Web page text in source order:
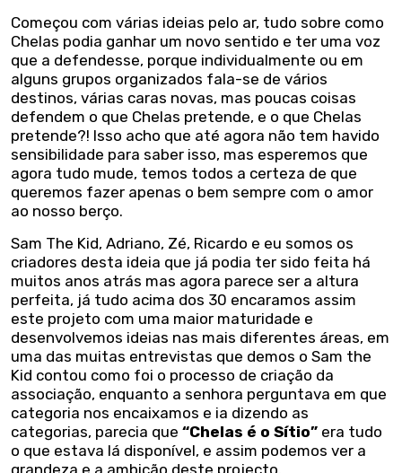
Começou com várias ideias pelo ar, tudo sobre como
Chelas podia ganhar um novo sentido e ter uma voz
que a defendesse, porque individualmente ou em
alguns grupos organizados fala-se de vários
destinos, várias caras novas, mas poucas coisas
defendem o que Chelas pretende, e o que Chelas
pretende?! Isso acho que até agora não tem havido
sensibilidade para saber isso, mas esperemos que
agora tudo mude, temos todos a certeza de que
queremos fazer apenas o bem sempre com o amor
ao nosso berço.
Sam The Kid, Adriano, Zé, Ricardo e eu somos os
criadores desta ideia que já podia ter sido feita há
muitos anos atrás mas agora parece ser a altura
perfeita, já tudo acima dos 30 encaramos assim
este projeto com uma maior maturidade e
desenvolvemos ideias nas mais diferentes áreas, em
uma das muitas entrevistas que demos o Sam the
Kid contou como foi o processo de criação da
associação, enquanto a senhora perguntava em que
categoria nos encaixamos e ia dizendo as
categorias, parecia que “Chelas é o Sítio” era tudo
o que estava lá disponível, e assim podemos ver a
grandeza e a ambição deste projecto.